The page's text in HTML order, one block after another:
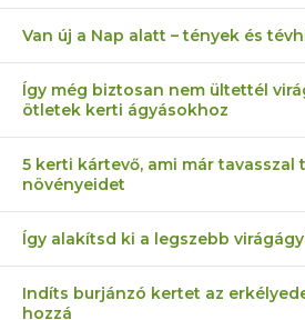
Van új a Nap alatt – tények és
Így még biztosan nem ültettél
ötletek kerti ágyásokhoz
5 kerti kártevő, ami már tavasszal
növényeidet
Így alakítsd ki a legszebb
Indíts burjánzó kertet az
hozzá